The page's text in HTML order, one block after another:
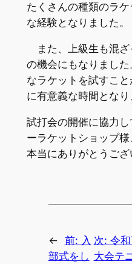
たくさんの種類のラ
な経験となりました。
また、上級生も混ざ
の機会にもなりまし
なラケットを試すこ
に有意義な時間となり
試打会の開催に協力
ーラケットショップ様
本当にありがとうござ
← 前: 入
部式をし
次: 令
大会テ